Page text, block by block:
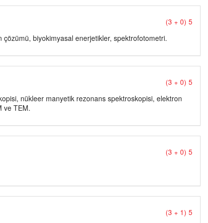
(3 + 0) 5
çözümü, biyokimyasal enerjetikler, spektrofotometri.
(3 + 0) 5
nükleer manyetik rezonans spektroskopisi, elektron
ve TEM.
(3 + 0) 5
(3 + 1) 5